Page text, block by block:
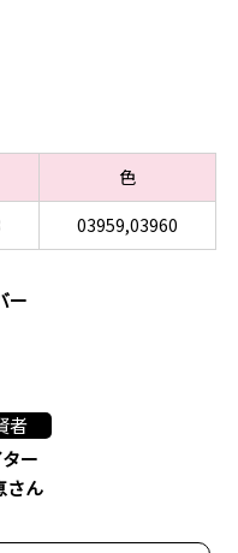
色
03959,03960
ー
者
ー
さん